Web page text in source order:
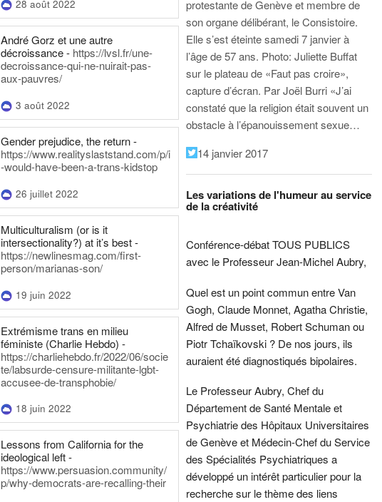
28 août 2022
André Gorz et une autre
décroissance - https://lvsl.fr/une-
decroissance-qui-ne-nuirait-pas-
aux-pauvres/
3 août 2022
Gender prejudice, the return -
https://www.realityslaststand.com/p/i
-would-have-been-a-trans-kidstop
26 juillet 2022
Multiculturalism (or is it
intersectionality?) at it’s best -
https://newlinesmag.com/first-
person/marianas-son/
19 juin 2022
Extrémisme trans en milieu
féministe (Charlie Hebdo) -
https://charliehebdo.fr/2022/06/socie
te/labsurde-censure-militante-lgbt-
accusee-de-transphobie/
18 juin 2022
Lessons from California for the
ideological left -
https://www.persuasion.community/
p/why-democrats-are-recalling-their
protestante de Genève et membre de
son organe délibérant, le Consistoire.
Elle s’est éteinte samedi 7 janvier à
l’âge de 57 ans. Photo: Juliette Buffat
sur le plateau de «Faut pas croire»,
capture d’écran. Par Joël Burri «J’ai
constaté que la religion était souvent un
obstacle à l’épanouissement sexue…
14 janvier 2017
Les variations de l'humeur au service
de la créativité
Conférence-débat TOUS PUBLICS
avec le Professeur Jean-Michel Aubry,
Quel est un point commun entre Van
Gogh, Claude Monnet, Agatha Christie,
Alfred de Musset, Robert Schuman ou
Piotr Tchaïkovski ? De nos jours, ils
auraient été diagnostiqués bipolaires.
Le Professeur Aubry, Chef du
Département de Santé Mentale et
Psychiatrie des Hôpitaux Universitaires
de Genève et Médecin-Chef du Service
des Spécialités Psychiatriques a
développé un intérêt particulier pour la
recherche sur le thème des liens